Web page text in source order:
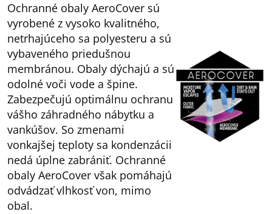
Ochranné obaly AeroCover sú
vyrobené z vysoko kvalitného,
netrhajúceho sa polyesteru a sú
vybaveného priedušnou
membránou. Obaly dýchajú a sú
odolné voči vode a špine.
Zabezpečujú optimálnu ochranu
vášho záhradného nábytku a
vankúšov. So zmenami
vonkajšej teploty sa kondenzácii
nedá úplne zabrániť. Ochranné
obaly AeroCover však pomáhajú
odvádzať vlhkosť von, mimo
obal.